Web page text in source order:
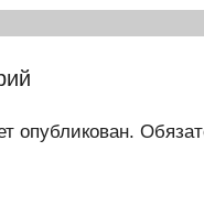
опубликован.